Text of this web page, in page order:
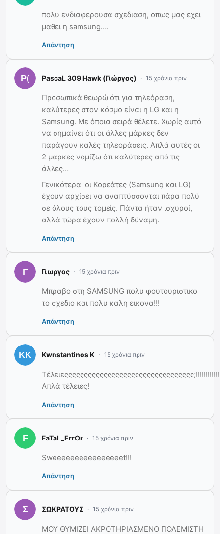
πολυ ενδιαφερουσα σχεδιαση, οπως μας εχει
μαθει η samsung….
Απάντηση
PascaL 309 Hawk (Γιώργος) 15 χρόνια πριν
Προσωπικά θεωρώ ότι για τηλεόραση,
καλύτερες στον κόσμο είναι η LG και η
Samsung. Με όποια σειρά θέλετε. Χωρίς αυτό
να σημαίνει ότι οι άλλες μάρκες δεν
παράγουν καλές τηλεοράσεις. Απλά αυτές οι
2 μάρκες νομίζω ότι καλύτερες από τις
άλλες…
Γενικότερα, οι Κορεάτες (Samsung και LG)
έχουν αρχίσει να αναπτύσσονται πάρα πολύ
σε όλους τους τομείς. Πάντα ήταν ισχυροί,
αλλά τώρα έχουν πολλή δύναμη.
Απάντηση
Γιωργος 15 χρόνια πριν
Μπραβο στη SAMSUNG πολυ φουτουριστικο
το σχεδιο και πολυ καλη εικονα!!!
Απάντηση
Kwnstantinos K 15 χρόνια πριν
Απλά τέλειες!
Απάντηση
FaTaL_ErrOr 15 χρόνια πριν
Sweeeeeeeeeeeeeeeet!!!
Απάντηση
ΣΩΚΡΑΤΟΥΣ 15 χρόνια πριν
ΜΟΥ ΘΥΜΙΖΕΙ ΑΚΡΟΤΗΡΙΑΣΜΕΝΟ ΠΟΛΕΜΙΣΤΗ